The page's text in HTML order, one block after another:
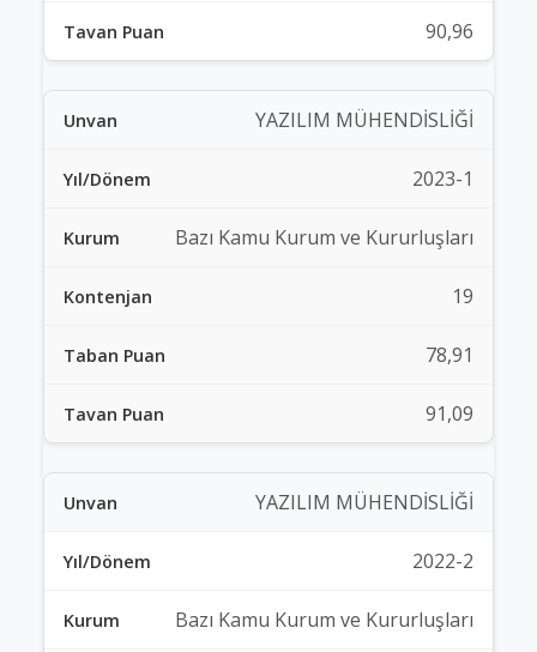
90,96
YAZILIM MÜHENDİSLİĞİ
2023-1
Bazı Kamu Kurum ve Kururluşları
19
78,91
91,09
YAZILIM MÜHENDİSLİĞİ
2022-2
Bazı Kamu Kurum ve Kururluşları